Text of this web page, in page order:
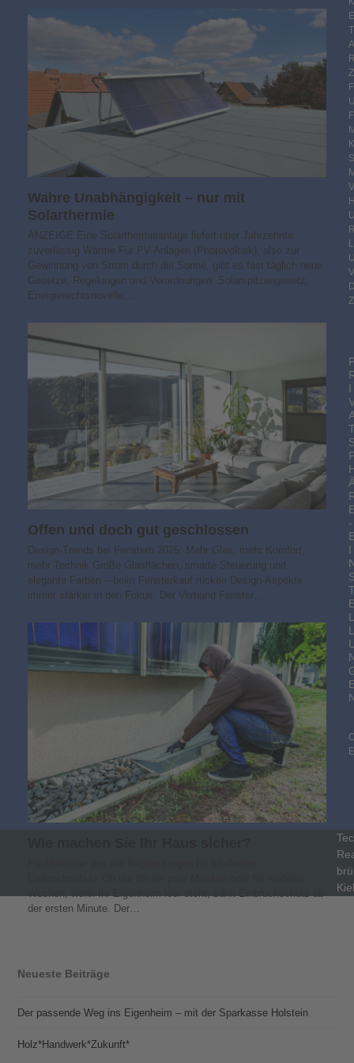
Wahre Unabhängigkeit – nur mit
Solarthermie
ANZEIGE Eine Solarthermieanlage liefert über Jahrzehnte
zuverlässig Wärme Für PV-Anlagen (Photovoltaik), also zur
Gewinnung von Strom durch die Sonne, gibt es fast täglich neue
Gesetze, Regelungen und Verordnungen: Solarspitzengesetz,
Energierechtsnovelle,…
Offen und doch gut geschlossen
Design-Trends bei Fenstern 2025: Mehr Glas, mehr Komfort,
mehr Technik Große Glasflächen, smarte Steuerung und
elegante Farben – beim Fensterkauf rücken Design-Aspekte
immer stärker in den Fokus. Der Verband Fenster…
der ersten Minute. Der…
Neueste Beiträge
Der passende Weg ins Eigenheim – mit der Sparkasse Holstein
Holz*Handwerk*Zukunft*
I
-
I
L
L
Kiel